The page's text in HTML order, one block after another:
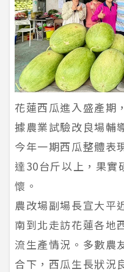
花蓮西瓜進入盛產期
據農業試驗改良場輔
今年一期西瓜整體表
達30台斤以上，果實
懷。
農改場副場長宣大平
南到北走訪花蓮各地
流生產情況。多數農
合下，西瓜生長狀況